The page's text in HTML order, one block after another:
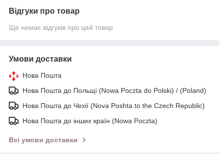
Відгуки про товар
Ще немає відгуків про цей товар
Умови доставки
Нова Пошта
Нова Пошта до Польщі (Nowa Poczta do Polski) / (Poland)
Нова Пошта до Чехії (Nova Poshta to the Czech Republic)
Нова Пошта до інших країн (Nowa Poczta)
Всі умови доставки